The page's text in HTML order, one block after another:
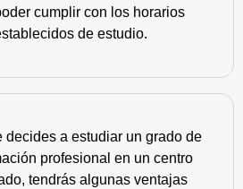
cumplir con los horarios
de estudio.
decides a estudiar un grado de
profesional en un centro
tendrás algunas ventajas